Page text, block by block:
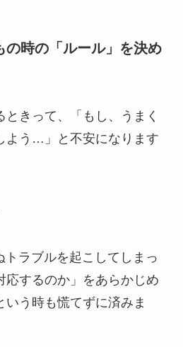
の時の「ルール」を決め
きって、「もし、うまく
よう…」と不安になります
ラブルを起こしてしまっ
応するのか」をあらかじめ
う時も慌てずに済みま